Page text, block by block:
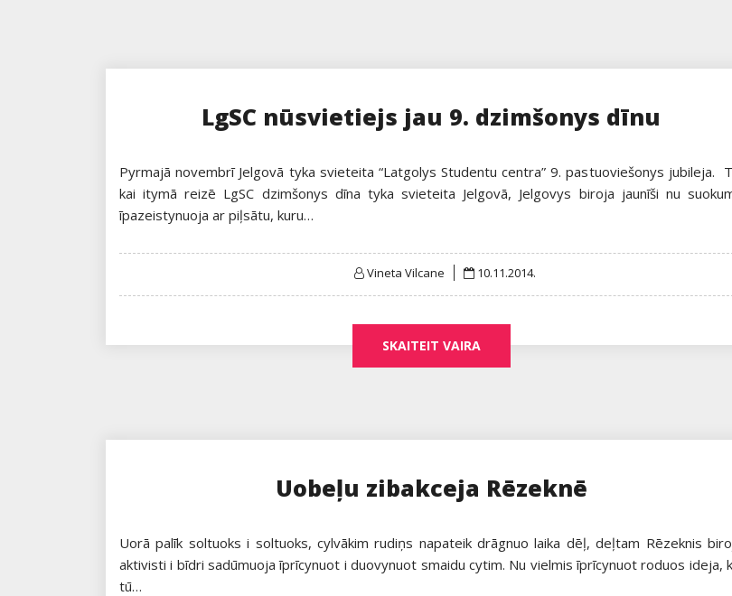
LgSC nūsvietiejs jau 9. dzimšonys dīnu
Pyrmajā novembrī Jelgovā tyka svieteita “Latgolys Studentu centra” 9. pastuoviešonys jubileja.
kai itymā reizē LgSC dzimšonys dīna tyka svieteita Jelgovā, Jelgovys biroja jaunīši nu
īpazeistynuoja ar piļsātu, kuru…
Vineta Vilcane
Posted
10.11.2014.
SKAITEIT VAIRA
Uobeļu zibakceja Rēzeknē
Uorā palīk soltuoks i soltuoks, cylvākim rudiņs napateik drāgnuo laika dēļ, deļtam Rēzeknis
aktivisti i bīdri sadūmuoja īprīcynuot i duovynuot smaidu cytim. Nu vielmis īprīcynuot roduos ideja,
tū…